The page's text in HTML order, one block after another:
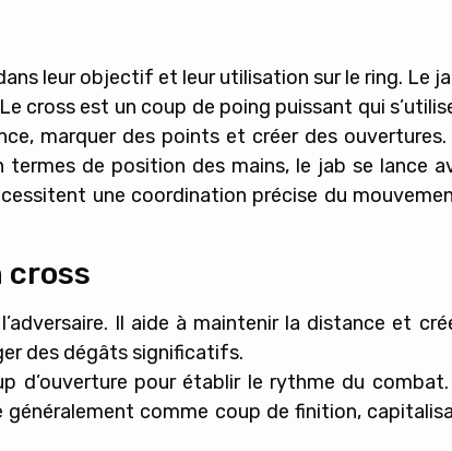
leur objectif et leur utilisation sur le ring. Le
cross est un coup de poing puissant qui
marquer des points et créer des
de position des mains, le jab se lance
une coordination précise du
cross
Il aide à maintenir la distance et
des dégâts significatifs.
d’ouverture pour établir le rythme du
généralement comme coup de finition,